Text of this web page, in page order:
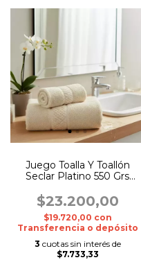
Juego Toalla Y Toallón
Seclar Platino 550 Grs
Lisa
$23.200,00
$19.720,00 con
Transferencia o depósito
3 cuotas sin interés de
$7.733,33